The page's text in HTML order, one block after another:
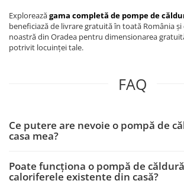
Exploreazăgama completă de pompe de
beneficiază de livrare gratuită în toată România
noastră din Oradea pentru dimensionarea
potrivit locuinței tale.
FAQ
Ce putere are nevoie o pompă de
casa mea?
Poate funcționa o pompă de
caloriferele existente din casă?